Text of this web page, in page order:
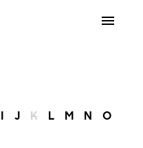
I J K L M N O